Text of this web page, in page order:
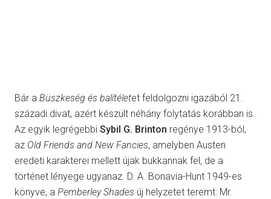
Bár a Büszkeség és balítéletet feldolgozni igazából 21.
századi divat, azért készült néhány folytatás korábban is.
Az egyik legrégebbi Sybil G. Brinton regénye 1913-ból,
az Old Friends and New Fancies, amelyben Austen
eredeti karakterei mellett újak bukkannak fel, de a
történet lényege ugyanaz. D. A. Bonavia-Hunt 1949-es
könyve, a Pemberley Shades új helyzetet teremt: Mr.